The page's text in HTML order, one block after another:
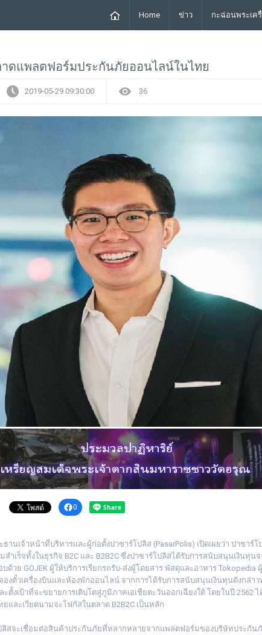
Home ข่าว กะฉ่อนพระเค
าดแพลตฟอร์มประกันภัยออนไลน์ในไทย
2019-05-29 09:30:00 36
0
านเจ้าหน้าที่บริหารและผู้ก่อตั้งปาซาร์โปลิส (PasarPolis) เปิดเผยว่า ปาซาร์
สำเร็จทั้งในธุรกิจ B2C และ B2B2C ซึ่งปาซาร์โปลิสได้รับการสนับสนุนเงินทุ
บด้วย GOJEK ผู้ให้บริการเรียกรถรับ-ส่งผู้โดยสาร พัสดุและอาหาร
องตั๋วเครื่องบินและห้องพักออนไลน์ จากการได้รับการสนับสนุนเงินทุนดังกล่า
ะตั้งเป้าที่จะขยายการเติบโตสู่ภูมิภาคเอเชียตะวันออกเฉียงใต้ โดยในปี 2562
ยและเวียดนามจะโฟกัสในตลาด B2B2C เป็นหลัก
ลิสจะเชื่อมต่อสินค้าประกันภัยที่หลากหลายจากแพลตฟอร์มของบริษัทประกัน